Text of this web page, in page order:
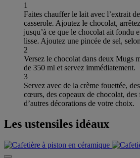
1
Faites chauffer le lait avec l’extrait
casserole. Ajoutez le chocolat,
jusqu’à ce que le chocolat ait fondu
lisse. Ajoutez une pincée de sel,
2
Versez le chocolat dans deux Mugs
de 350 ml et servez immédiatement.
3
Servez avec de la crème fouettée,
cœurs, des copeaux de chocolat, des
d’autres décorations de votre choix.
Les ustensiles idéaux